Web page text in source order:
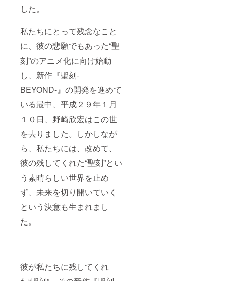
した。
私たちにとって残念なこと
に、彼の悲願でもあった“聖
刻”のアニメ化に向け始動
し、新作『聖刻-
BEYOND-』の開発を進めて
いる最中、平成２９年１月
１０日、野崎欣宏はこの世
を去りました。しかしなが
ら、私たちには、改めて、
彼の残してくれた“聖刻”とい
う素晴らしい世界を止め
ず、未来を切り開いていく
という決意も生まれまし
た。
彼が私たちに残してくれ